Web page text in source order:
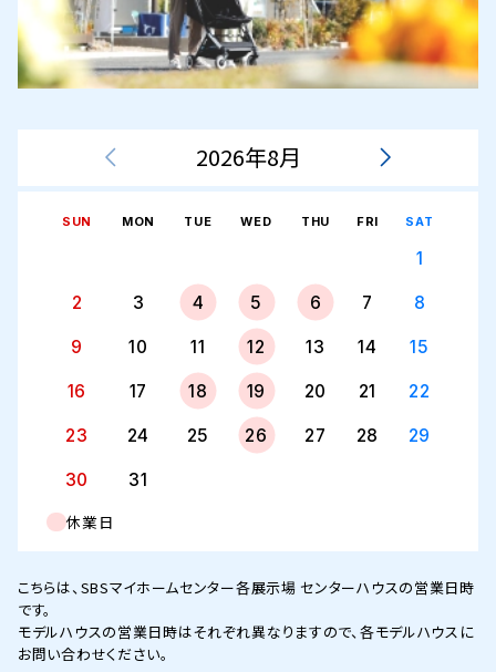
2026年8月
SUN MON TUE WED THU FRI SAT
1
2 3 4 5 6 7 8
9 10 11 12 13 14 15
16 17 18 19 20 21 22
23 24 25 26 27 28 29
30 31
休業日
こちらは、SBSマイホームセンター各展示場 センターハウスの営業日時
です。
モデルハウスの営業日時はそれぞれ異なりますので、各モデルハウスに
お問い合わせください。